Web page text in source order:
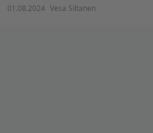
01.08.2024 Vesa Siltanen